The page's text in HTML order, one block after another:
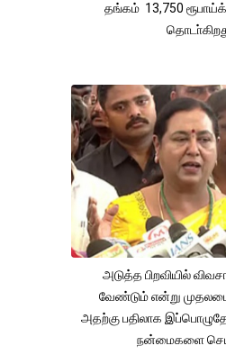
தங்கம் 13,750
அடுத்த பிறவியில்
வேண்டும் என்று
அதற்கு பதிலாக
நன்மைகளை